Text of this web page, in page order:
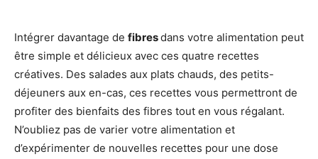
Intégrer davantage de fibresdans votre alimentation peut
être simple et délicieux avec ces quatre recettes
créatives. Des salades aux plats chauds, des petits-
déjeuners aux en-cas, ces recettes vous permettront de
profiter des bienfaits des fibres tout en vous régalant.
N’oubliez pas de varier votre alimentation et
d’expérimenter de nouvelles recettes pour une dose